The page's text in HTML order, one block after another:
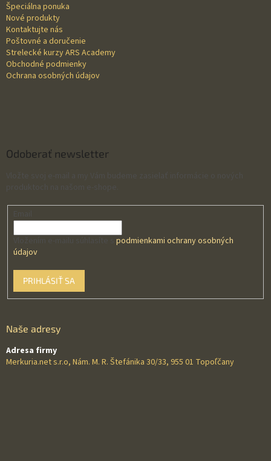
Špeciálna ponuka
Nové produkty
Kontaktujte nás
Poštovné a doručenie
Strelecké kurzy ARS Academy
Obchodné podmienky
Ochrana osobných údajov
Odoberať newsletter
podmienkami ochrany osobných
údajov
PRIHLÁSIŤ SA
Naše adresy
Adresa firmy
Merkuria.net s.r.o, Nám. M. R. Štefánika 30/33, 955 01 Topoľčany